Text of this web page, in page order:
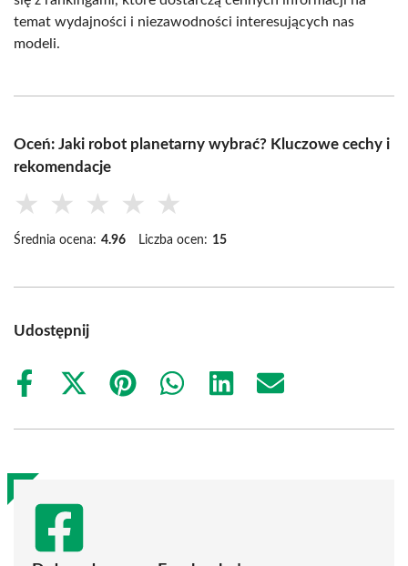
temat wydajności i niezawodności interesujących nas
modeli.
Oceń: Jaki robot planetarny wybrać? Kluczowe cechy i
rekomendacje
★ ★ ★ ★ ★
Średnia ocena: 4.96 Liczba ocen: 15
Udostępnij
Share
Share
(Twitter)
Share
Share
Share
Share